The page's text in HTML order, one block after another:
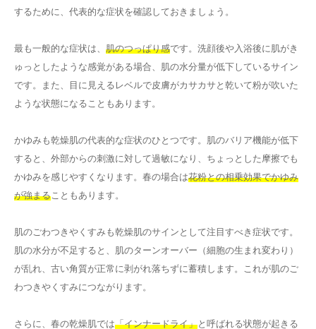
するために、代表的な症状を確認しておきましょう。
最も一般的な症状は、 肌のつっぱり感です。洗顔後や入浴後に肌がき
ゅっとしたような感覚がある場合、肌の水分量が低下しているサイン
です。また、目に見えるレベルで皮膚がカサカサと乾いて粉が吹いた
ような状態になることもあります。
かゆみも乾燥肌の代表的な症状のひとつです。肌のバリア機能が低下
すると、外部からの刺激に対して過敏になり、ちょっとした摩擦でも
かゆみを感じやすくなります。春の場合は花粉との相乗効果でかゆみ
が強まることもあります。
肌のごわつきやくすみも乾燥肌のサインとして注目すべき症状です。
肌の水分が不足すると、肌のターンオーバー（細胞の生まれ変わり）
が乱れ、古い角質が正常に剥がれ落ちずに蓄積します。これが肌のご
わつきやくすみにつながります。
さらに、春の乾燥肌では「インナードライ」と呼ばれる状態が起きる